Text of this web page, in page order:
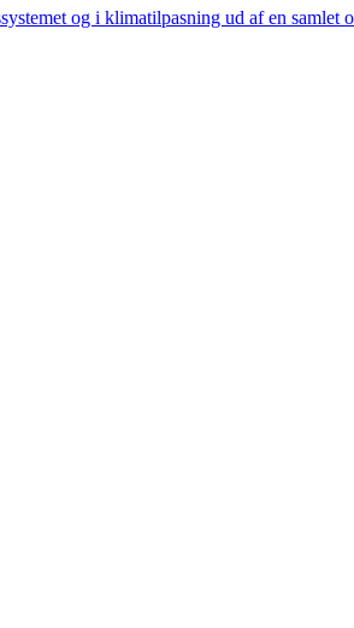
og i klimatilpasning ud af en samlet